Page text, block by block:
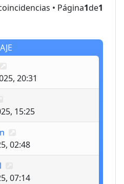
• Página1de1
20:31
15:25
02:48
07:14